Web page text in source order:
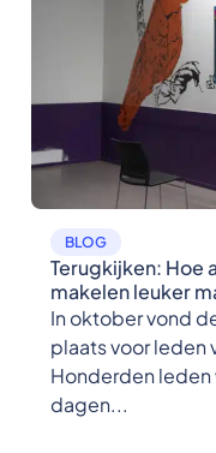
BLOG
Terugkijken: Hoe
makelen leuker
In oktober vond
plaats voor leden
Honderden
dagen...